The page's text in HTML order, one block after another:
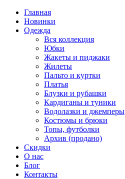
Главная
Новинки
Одежда
Вся коллекция
Юбки
Жакеты и пиджаки
Жилеты
Пальто и куртки
Платья
Блузки и рубашки
Кардиганы и туники
Водолазки и джемперы
Костюмы и брюки
Топы, футболки
Архив (продано)
Скидки
О нас
Блог
Контакты